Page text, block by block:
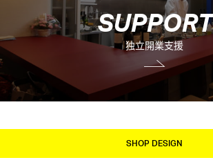
SUPPORT
独立開業支援
SHOP DESIGN